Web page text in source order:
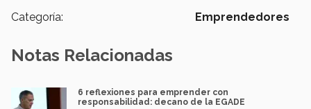
Categoría: Emprendedores
Notas Relacionadas
6 reflexiones para emprender con
responsabilidad: decano de la EGADE